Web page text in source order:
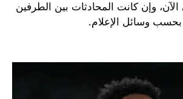
الآن، وإن كانت المحادثات بين الطرفين
بحسب وسائل الإعلام.